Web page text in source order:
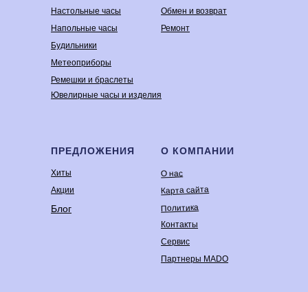
Настольные часы
Напольные часы
Будильники
Метеоприборы
Ремешки и браслеты
Ювелирные часы и изделия
ПРЕДЛОЖЕНИЯ
Хиты
Акции
Блог
Обмен и возврат
Ремонт
О КОМПАНИИ
О нас
Карта сайта
Политика
Контакты
Сервис
Партнеры MADO